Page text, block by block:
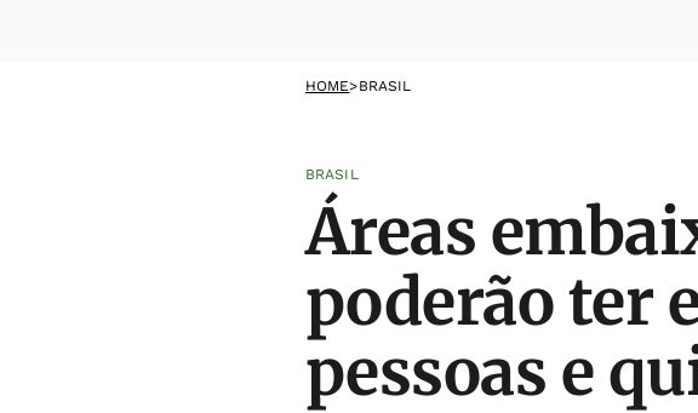
HOME>BRASIL
BRASIL
Áreas
poderão ter
pessoas e